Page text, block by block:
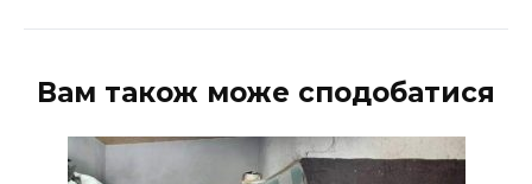
Вам також може сподобатися